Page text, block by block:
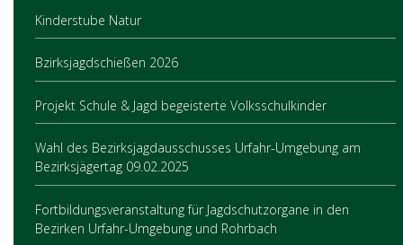
Kinderstube Natur
Bzirksjagdschießen 2026
Projekt Schule & Jagd begeisterte Volksschulkinder
Wahl des Bezirksjagdausschusses Urfahr-Umgebung am
Bezirksjägertag 09.02.2025
Fortbildungsveranstaltung für Jagdschutzorgane in den
Bezirken Urfahr-Umgebung und Rohrbach